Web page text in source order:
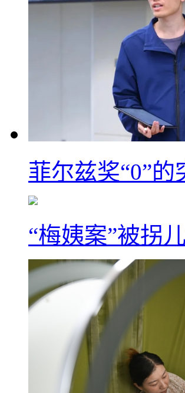
菲尔兹奖“0”
“梅姨案”被拐